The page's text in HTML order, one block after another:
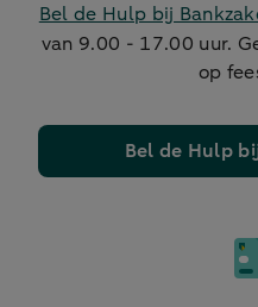
Bel de Hulp bij
van 9.00 - 17.00 uur.
op
Bel de Hulp